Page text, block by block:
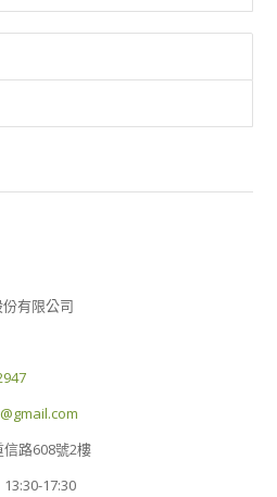
有限公司
路608號2樓
13:30-17:30